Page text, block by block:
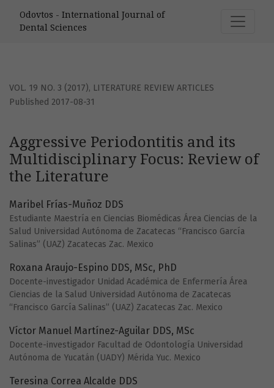
Odovtos - International Journal of
Dental Sciences
VOL. 19 NO. 3 (2017), LITERATURE REVIEW ARTICLES
Aggressive Periodontitis and its
Multidisciplinary Focus: Review of
the Literature
Published 2017-08-31
Maribel Frías-Muñoz DDS
Estudiante Maestría en Ciencias Biomédicas Área Ciencias de la
Salud Universidad Autónoma de Zacatecas “Francisco García
Salinas” (UAZ) Zacatecas Zac. Mexico
Roxana Araujo-Espino DDS, MSc, PhD
Docente-investigador Unidad Académica de Enfermería Área
Ciencias de la Salud Universidad Autónoma de Zacatecas
“Francisco García Salinas” (UAZ) Zacatecas Zac. Mexico
Víctor Manuel Martínez-Aguilar DDS, MSc
Docente-investigador Facultad de Odontología Universidad
Autónoma de Yucatán (UADY) Mérida Yuc. Mexico
Teresina Correa Alcalde DDS